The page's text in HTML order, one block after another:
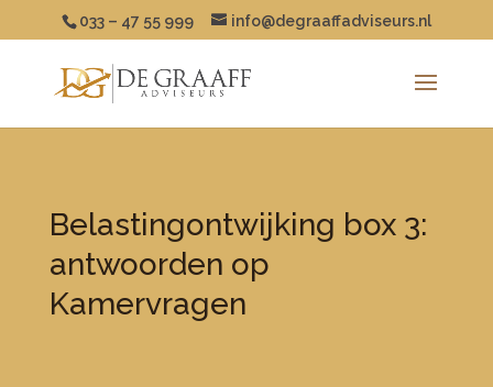
033 – 47 55 999 info@degraaffadviseurs.nl
Belastingontwijking box 3:
antwoorden op
Kamervragen